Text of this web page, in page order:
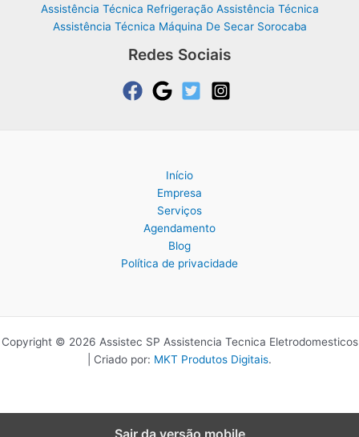
Assistência Técnica Refrigeração Assistência Técnica
Assistência Técnica Máquina De Secar Sorocaba
Redes Sociais
Início
Empresa
Serviços
Agendamento
Blog
Política de privacidade
Copyright © 2026 Assistec SP Assistencia Tecnica Eletrodomesticos
| Criado por: MKT Produtos Digitais.